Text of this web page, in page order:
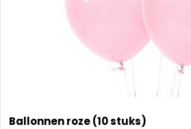
Ballonnen roze (10 stuks)